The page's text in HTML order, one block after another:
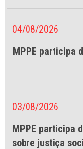
04/08/2026
MPPE participa
03/08/2026
MPPE participa
sobre justiça